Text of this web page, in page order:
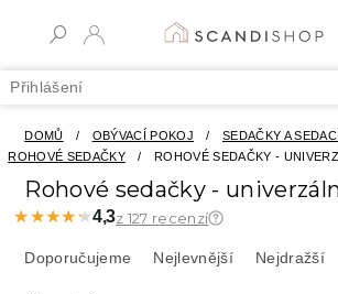
Přihlášení
DOMŮ / OBÝVACÍ POKOJ / SEDAČKY A
ROHOVÉ SEDAČKY
/ ROHOVÉ SEDAČKY -
Rohové sedačky -
★★★★★
★★★★★4,3z 127 recenzí
Doporučujeme Nejlevnější Nejdražší